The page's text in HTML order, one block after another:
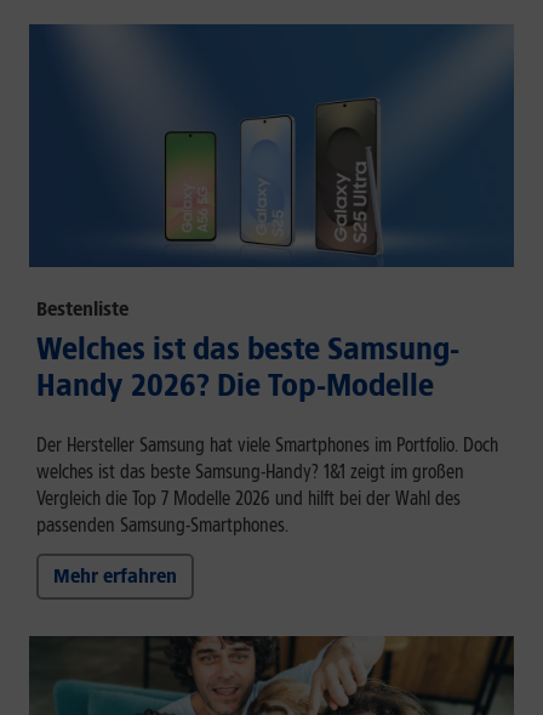
Bestenliste
Welches ist das beste Samsung-
Handy 2026? Die Top-Modelle
Der Hersteller Samsung hat viele Smartphones im Portfolio. Doch
welches ist das beste Samsung-Handy? 1&1 zeigt im großen
Vergleich die Top 7 Modelle 2026 und hilft bei der Wahl des
passenden Samsung-Smartphones.
Mehr erfahren